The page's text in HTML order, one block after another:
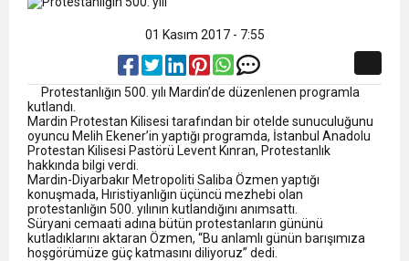
01 Kasım 2017 - 7:55
Protestanlığın 500. yılı Mardin’de düzenlenen programla
kutlandı.
Mardin Protestan Kilisesi tarafından bir otelde sunuculuğunu
oyuncu Melih Ekener’in yaptığı programda, İstanbul Anadolu
Protestan Kilisesi Pastörü Levent Kınran, Protestanlık
hakkında bilgi verdi.
Mardin-Diyarbakır Metropoliti Saliba Özmen yaptığı
konuşmada, Hıristiyanlığın üçüncü mezhebi olan
protestanlığın 500. yılının kutlandığını anımsattı.
Süryani cemaati adına bütün protestanların gününü
kutladıklarını aktaran Özmen, “Bu anlamlı günün barışımıza
hoşgörümüze güç katmasını diliyoruz” dedi.